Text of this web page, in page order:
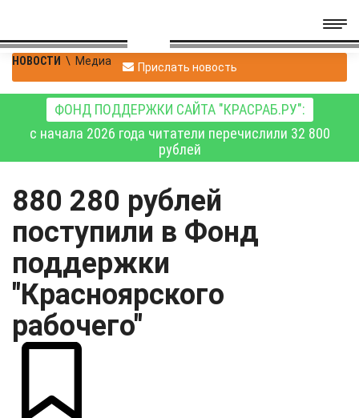
НОВОСТИ \ Медиа Прислать новость
ФОНД ПОДДЕРЖКИ САЙТА "КРАСРАБ.РУ":
с начала 2026 года читатели перечислили 32 800
рублей
880 280 рублей
поступили в Фонд
поддержки
"Красноярского
рабочего"